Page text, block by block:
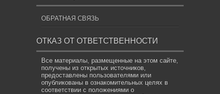
ОБРАТНАЯ СВЯЗЬ
ОТКАЗ ОТ ОТВЕТСТВЕННОСТИ
Все материалы, размещенные на этом сайте,
получены из открытых источников,
предоставлены пользователями или
опубликованы в ознакомительных целях в
соответствии с положениями о